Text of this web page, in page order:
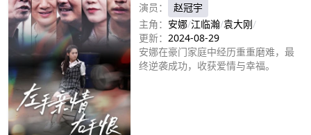
演员：
赵冠宇
主角： 安娜/江临瀚/袁大刚/
更新： 2024-08-29
安娜在豪门家庭中经历重重磨难，最
终逆袭成功，收获爱情与幸福。